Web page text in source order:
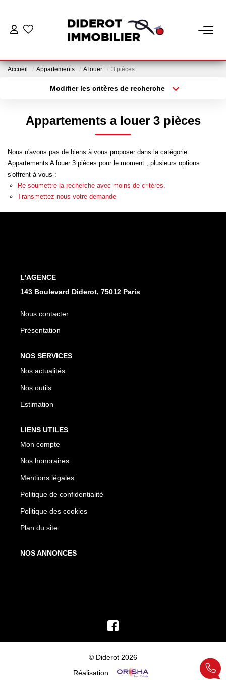
Nos Services Gestion
Espace Client Gestion
Accueil Appartements A louer 3 pièces
Modifier les critères de recherche
Surface min
Plus de critères Créer une alerte
Appartements a louer 3 pièces
Nous n'avons pas de biens à vous proposer dans la catégorie
Appartements A louer 3 pièces pour le moment , plusieurs options
s'offrent à vous :
Re-soumettre la recherche avec moins de critères.
Transmettez-nous votre demande
L'AGENCE
143 Boulevard Diderot, 75012 Paris
Nous contacter
Présentation
NOS SERVICES
Nos actualités
Nos outils
Estimation
LIENS UTILES
Mon compte
Nos honoraires
Mentions légales
Politique de confidentialité
Politique des cookies
Plan du site
NOS ANNONCES
© Diderot 2026
Réalisation